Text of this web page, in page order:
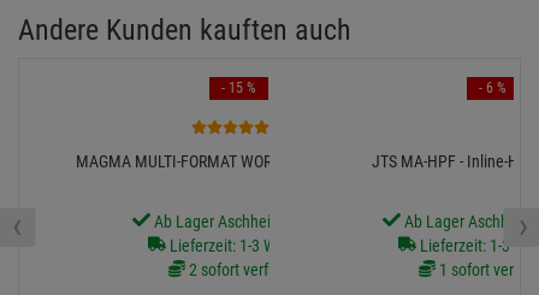
Andere Kunden kauften auch
MAGMA MULTI-FORMAT WORKSTATION XL PLUS
Ab Lager Aschheim lieferbar
Lieferzeit: 1-3 Werktage
2 sofort verfügbar
- 15 %
JTS MA-HPF - Inline-
Ab Lager
Lieferzeit: 1-3
1 sofort
- 6 %
‹ ›